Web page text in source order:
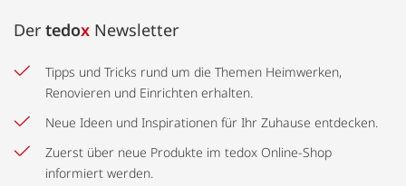
Der tedox Newsletter
Tipps und Tricks rund um die Themen Heimwerken,
Renovieren und Einrichten erhalten.
Neue Ideen und Inspirationen für Ihr Zuhause entdecken.
Zuerst über neue Produkte im tedox Online-Shop
informiert werden.